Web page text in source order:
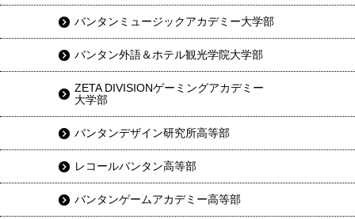
バンタンミュージックアカデミー大学部
バンタン外語＆ホテル観光学院大学部
ZETA DIVISIONゲーミングアカデミー
大学部
バンタンデザイン研究所高等部
レコールバンタン高等部
バンタンゲームアカデミー高等部